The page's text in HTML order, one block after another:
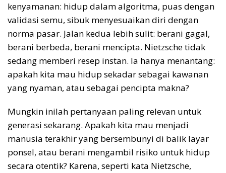
kenyamanan: hidup dalam algoritma, puas dengan
validasi semu, sibuk menyesuaikan diri dengan
norma pasar. Jalan kedua lebih sulit: berani gagal,
berani berbeda, berani mencipta. Nietzsche tidak
sedang memberi resep instan. Ia hanya menantang:
apakah kita mau hidup sekadar sebagai kawanan
yang nyaman, atau sebagai pencipta makna?
Mungkin inilah pertanyaan paling relevan untuk
generasi sekarang. Apakah kita mau menjadi
manusia terakhir yang bersembunyi di balik layar
ponsel, atau berani mengambil risiko untuk hidup
secara otentik? Karena, seperti kata Nietzsche,